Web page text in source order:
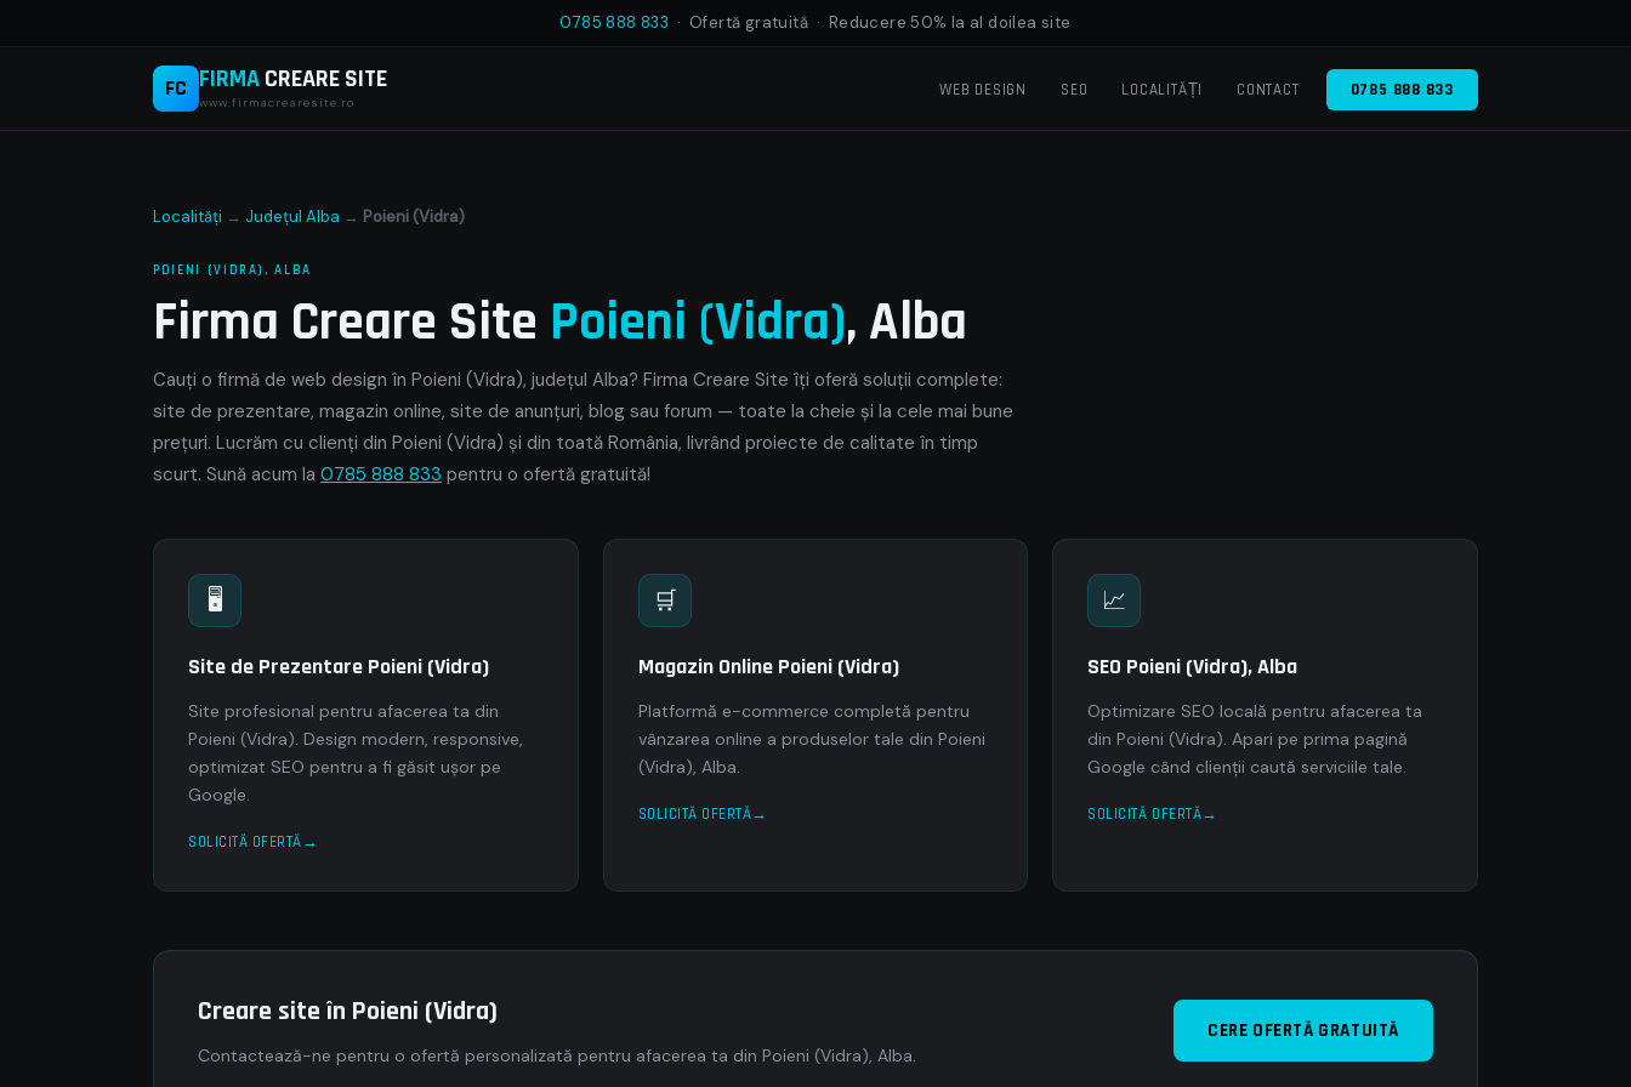
0785 888 833 · Ofertă gratuită · Reducere 50% la al doilea site
FC FIRMACREARE SITE
www.firmacrearesite.ro
WEB DESIGN SEO LOCALITĂȚI CONTACT 0785 888 833
Localități → Județul Alba → Poieni (Vidra)
POIENI (VIDRA), ALBA
Firma Creare Site Poieni (Vidra), Alba
Cauți o firmă de web design în Poieni (Vidra), județul Alba? Firma Creare Site îți oferă soluții complete:
site de prezentare, magazin online, site de anunțuri, blog sau forum — toate la cheie și la cele mai bune
prețuri. Lucrăm cu clienți din Poieni (Vidra) și din toată România, livrând proiecte de calitate în timp
scurt. Sună acum la 0785 888 833 pentru o ofertă gratuită!
🖥
Site de Prezentare Poieni (Vidra)
Site profesional pentru afacerea ta din
Poieni (Vidra). Design modern, responsive,
optimizat SEO pentru a fi găsit ușor pe
Google.
SOLICITĂ OFERTĂ
🛒
Magazin Online Poieni (Vidra)
Platformă e-commerce completă pentru
vânzarea online a produselor tale din Poieni
(Vidra), Alba.
SOLICITĂ OFERTĂ
📈
SEO Poieni (Vidra), Alba
Optimizare SEO locală pentru afacerea ta
din Poieni (Vidra). Apari pe prima pagină
Google când clienții caută serviciile tale.
SOLICITĂ OFERTĂ
Creare site în Poieni (Vidra)
Contactează-ne pentru o ofertă personalizată pentru afacerea ta din Poieni (Vidra), Alba.
CERE OFERTĂ GRATUITĂ